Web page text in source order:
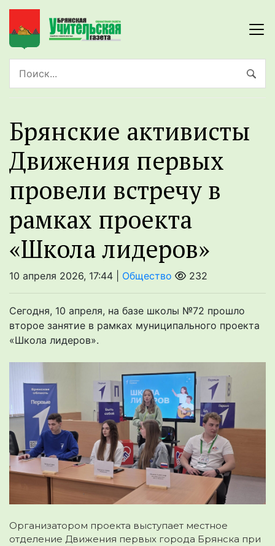
Брянские активисты
Движения первых
провели встречу в
рамках проекта
«Школа лидеров»
10 апреля 2026, 17:44 | Общество 232
Сегодня, 10 апреля, на базе школы №72 прошло
второе занятие в рамках муниципального проекта
«Школа лидеров».
Организатором проекта выступает местное
отделение Движения первых города Брянска при